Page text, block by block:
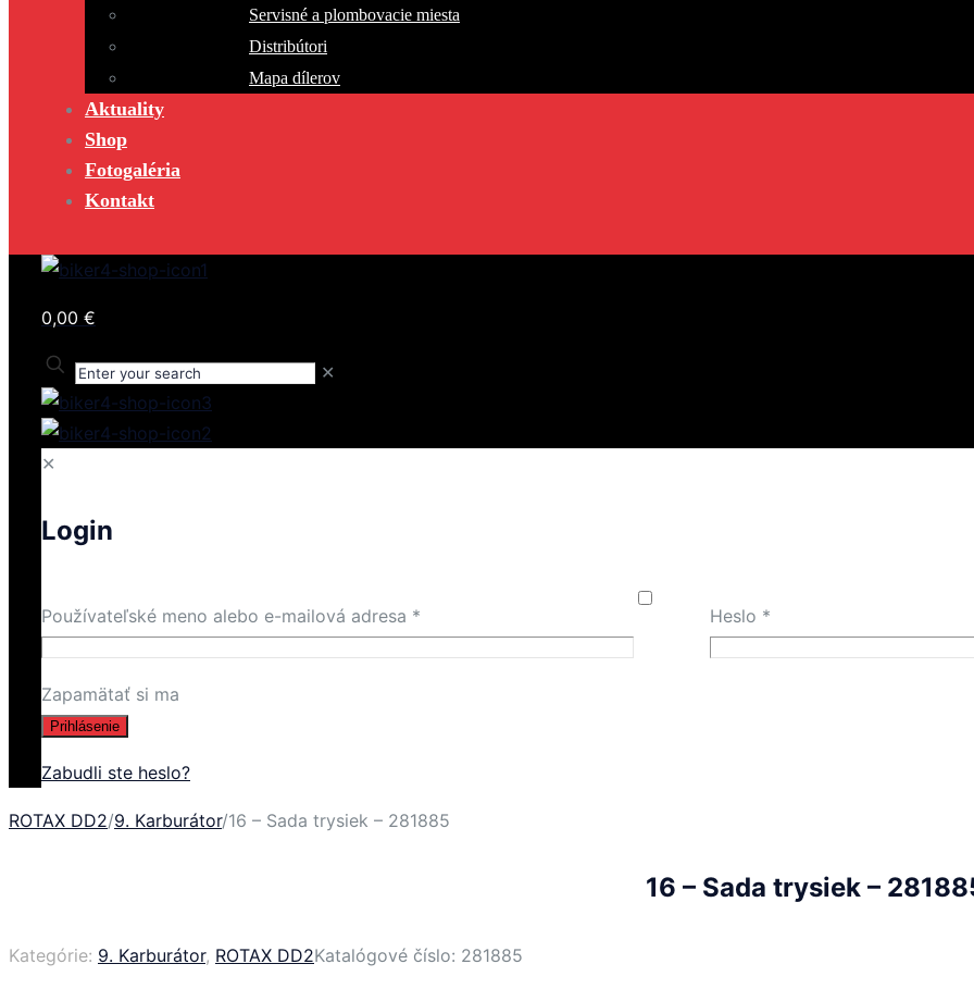
Servisné a plombovacie miesta
Distribútori
Mapa dílerov
Aktuality
Shop
Fotogaléria
Kontakt
0,00 €
✕
✕
Login
Používateľské meno alebo e-mailová adresa * Heslo *
Zapamätať si ma
Prihlásenie
Zabudli ste heslo?
ROTAX DD2/9. Karburátor/16 – Sada trysiek – 281885
16 – Sada trysiek –
Kategórie: 9. Karburátor, ROTAX DD2Katalógové číslo: 281885